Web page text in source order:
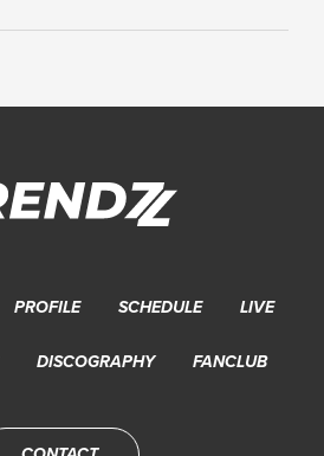
PROFILE SCHEDULE LIVE
DISCOGRAPHY FANCLUB